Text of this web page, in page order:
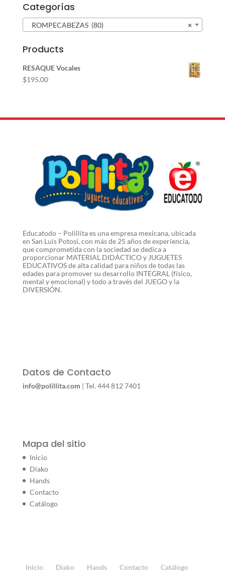
Categorías
×
ROMPECABEZAS (80)
Products
RESAQUE Vocales
$195.00
Educatodo – Polillita es una empresa mexicana, ubicada
en San Luis Potosí, con más de 25 años de experiencia,
que comprometida con la sociedad se dedica a
proporcionar MATERIAL DIDÁCTICO y JUGUETES
EDUCATIVOS de alta calidad para niños de todas las
edades para promover su desarrollo INTEGRAL (físico,
mental y emocional) y todo a través del JUEGO y la
DIVERSIÓN.
Datos de Contacto
info@polillita.com | Tel. 444 812 7401
Mapa del sitio
Inicio
Diako
Hands
Contacto
Catálogo
Inicio Diako Hands Contacto Catálogo